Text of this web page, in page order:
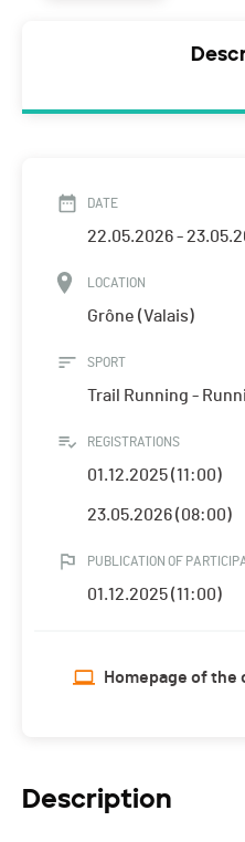
DATE
22.05.2026 -
LOCATION
Grône (Valais)
SPORT
Trail Running -
REGISTRATIONS
01.12.2025 (11:00)
23.05.2026 (08:00)
PUBLICATION OF
01.12.2025 (11:00)
Homepage of the
Description